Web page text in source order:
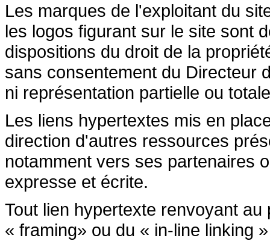
Les marques de l'exploitant du
les logos figurant sur le site sont
dispositions du droit de la
sans consentement du Directeur
ni représentation partielle ou
Les liens hypertextes mis en
direction d'autres ressources
notamment vers ses partenaires
expresse et écrite.
Tout lien hypertexte renvoyant
« framing» ou du « in-line linking